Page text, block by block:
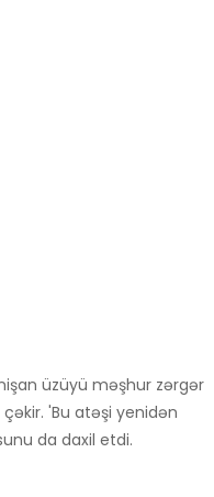
üzüyü məşhur zərgər
çəkir. 'Bu atəşi yenidən
da daxil etdi.